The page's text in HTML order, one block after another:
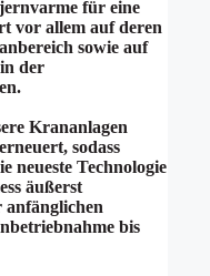
für eine
vor allem auf deren
sowie auf
der
Krananlagen
sodass
neueste Technologie
äußerst
anfänglichen
bis